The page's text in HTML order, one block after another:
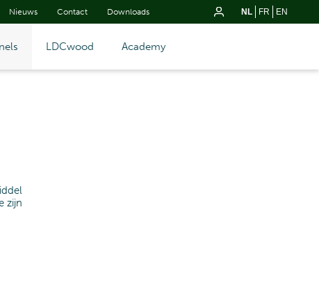
Nieuws Contact Downloads NL FR EN
LDCwood Academy
zijn